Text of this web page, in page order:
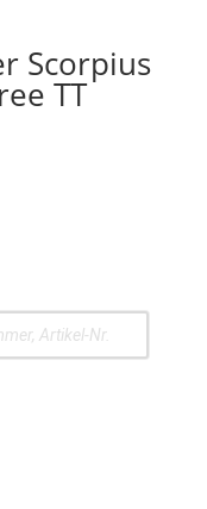
Scorpius
TT